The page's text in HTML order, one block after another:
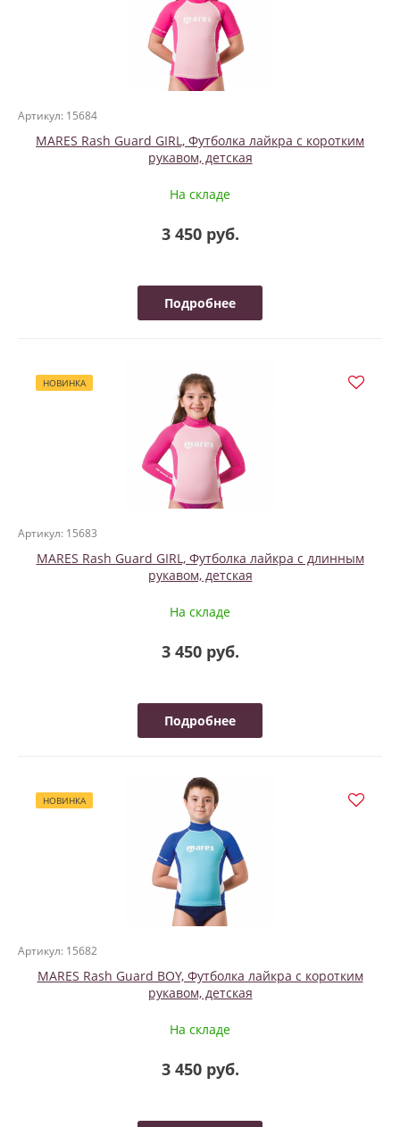
Артикул: 15684
MARES Rash Guard GIRL, Футболка лайкра с коротким
рукавом, детская
На складе
3 450 руб.
Подробнее
НОВИНКА
Артикул: 15683
MARES Rash Guard GIRL, Футболка лайкра с длинным
рукавом, детская
На складе
3 450 руб.
Подробнее
НОВИНКА
Артикул: 15682
MARES Rash Guard BOY, Футболка лайкра с коротким
рукавом, детская
На складе
3 450 руб.